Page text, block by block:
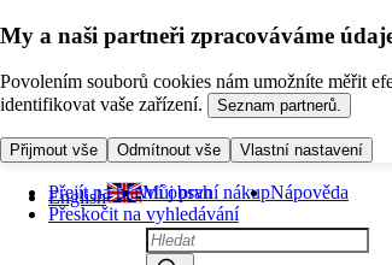
My a naši partneři zpracováváme
Povolením souborů cookies nám umožníte měřit
identifikovat vaše zařízení.
Seznam partnerů.
Přijmout vše Odmítnout vše Vlastní nastavení
Přejít na hlavní obsah
Přeskočit na vyhledávání
English Můj první nákupNápověda